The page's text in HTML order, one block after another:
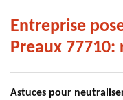
Entreprise
Preaux
Astuces pour